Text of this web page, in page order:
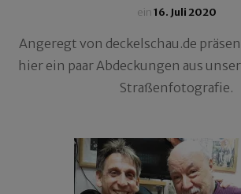
ein16. Juli 2020
Angeregt von deckelschau.de
hier ein paar Abdeckungen aus
Straßenfotografie.